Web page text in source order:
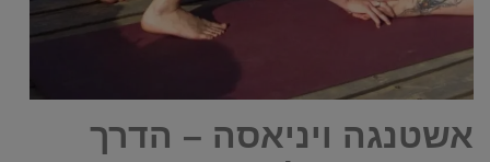
אשטנגה ויניאסה – הדרך